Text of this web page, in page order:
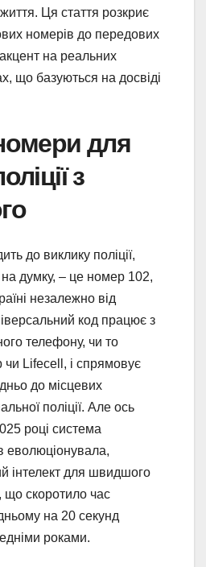
Ця стаття розкриє
номерів до передових
на реальних
що базуються на досвіді
для
з
до виклику поліції,
думку, – це номер 102,
незалежно від
код працює з
телефону, чи то
чи Lifecell, і спрямовує
до місцевих
поліції. Але ось
році система
еволюціонувала,
інтелект для швидшого
що скоротило час
на 20 секунд
роками.